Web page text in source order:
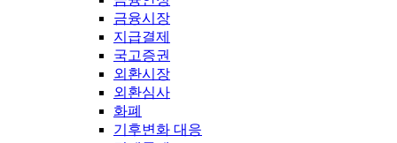
금융시장
지급결제
국고증권
외환시장
외환심사
화폐
기후변화 대응